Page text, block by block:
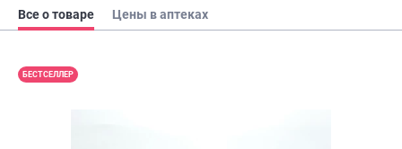
Все о товаре Цены в аптеках
БЕСТСЕЛЛЕР